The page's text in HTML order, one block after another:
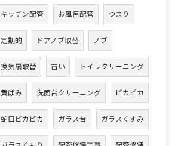
キッチン配管 お風呂配管 つまり
定期的 ドアノブ取替 ノブ
換気扇取替 古い トイレクリーニング
黄ばみ 洗面台クリーニング ピカピカ
蛇口ピカピカ ガラス台 ガラスくすみ